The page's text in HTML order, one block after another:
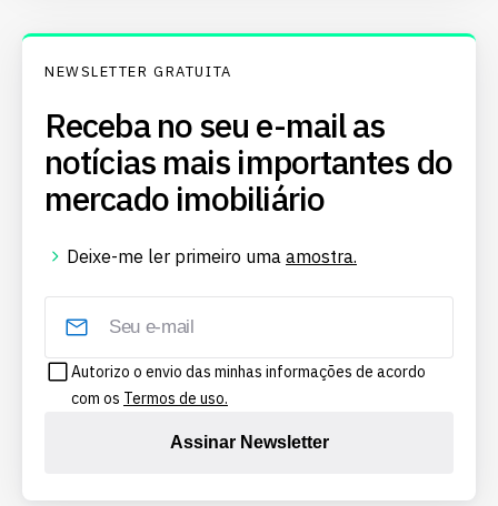
NEWSLETTER GRATUITA
Receba no seu e-mail as
notícias mais importantes do
mercado imobiliário
Deixe-me ler primeiro uma amostra.
Autorizo o envio das minhas informações de acordo
com os Termos de uso.
Assinar Newsletter